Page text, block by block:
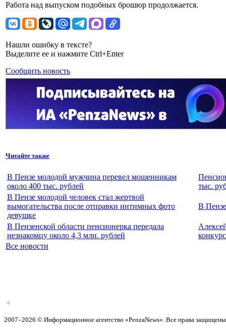
Работа над выпуском подобных брошюр продолжается.
Нашли ошибку в тексте?
Выделите ее и нажмите Ctrl+Enter
Сообщить новость
Читайте также
В Пензе молодой мужчина перевел мошенникам
около 400 тыс. рублей
тыс.
В Пензе молодой человек стал жертвой
вымогательства после отправки интимных фото
девушке
В
В Пензенской области пенсионерка передала
незнакомцу около 4,3 млн. рублей
Все новости
2007–2026 © Информационное агентство «PenzaNews». Все права